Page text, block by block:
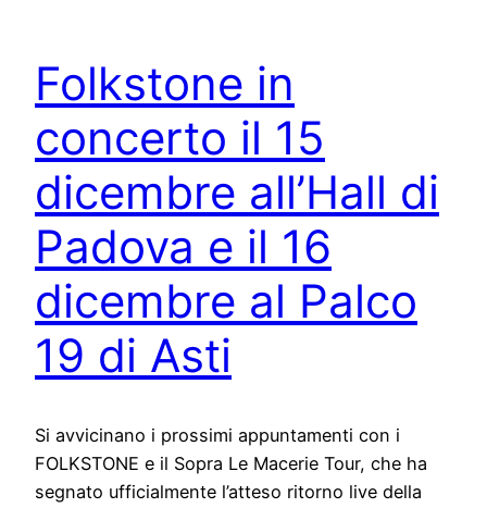
Folkstone in
concerto il 15
dicembre all’Hall di
Padova e il 16
dicembre al Palco
19 di Asti
Si avvicinano i prossimi appuntamenti con i
FOLKSTONE e il Sopra Le Macerie Tour, che ha
segnato ufficialmente l’atteso ritorno live della